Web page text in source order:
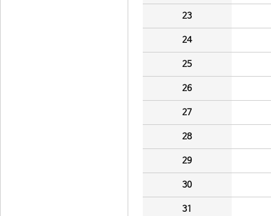
23
24
25
26
27
28
29
30
31